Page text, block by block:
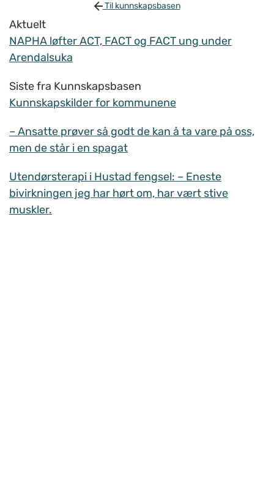
Til kunnskapsbasen
Aktuelt
NAPHA løfter ACT, FACT og FACT ung under
Arendalsuka
Siste fra Kunnskapsbasen
Kunnskapskilder for kommunene
– Ansatte prøver så godt de kan å ta vare på oss,
men de står i en spagat
Utendørsterapi i Hustad fengsel: – Eneste
bivirkningen jeg har hørt om, har vært stive
muskler.